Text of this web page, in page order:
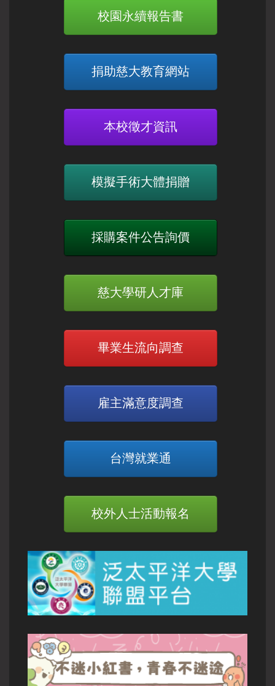
校園永續報告書
捐助慈大教育網站
本校徵才資訊
模擬手術大體捐贈
採購案件公告詢價
慈大學研人才庫
畢業生流向調查
雇主滿意度調查
台灣就業通
校外人士活動報名